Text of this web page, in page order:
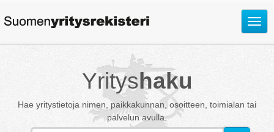
Avaa
Yrityshaku
Hae yritystietoja nimen, paikkakunnan, osoitteen, toimialan tai
palvelun avulla.